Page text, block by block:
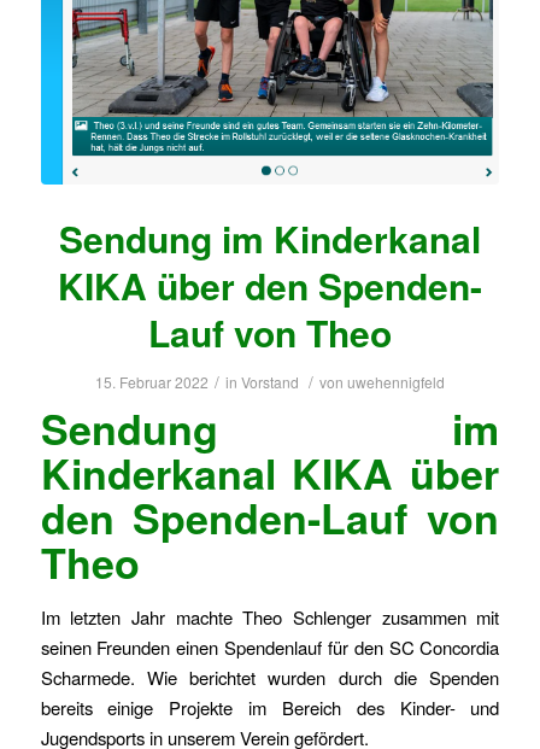
Sendung im Kinderkanal
KIKA über den Spenden-
Lauf von Theo
15. Februar 2022 / in Vorstand / von uwehennigfeld
Sendung im
Kinderkanal KIKA über
den Spenden-Lauf von
Theo
Im letzten Jahr machte Theo Schlenger zusammen mit
seinen Freunden einen Spendenlauf für den SC Concordia
Scharmede. Wie berichtet wurden durch die Spenden
bereits einige Projekte im Bereich des Kinder- und
Jugendsports in unserem Verein gefördert.